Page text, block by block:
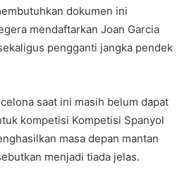
dokumen ini
mendaftarkan Joan Garcia
pengganti jangka pendek
saat ini masih belum dapat
kompetisi Kompetisi Spanyol
masa depan mantan
menjadi tiada jelas.